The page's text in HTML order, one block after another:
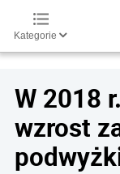
Kategorie
W 2018
wzrost